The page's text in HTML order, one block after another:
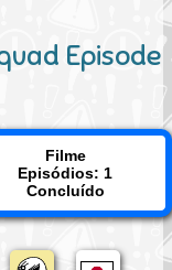
Episode
Filme
Episódios: 1
Concluído